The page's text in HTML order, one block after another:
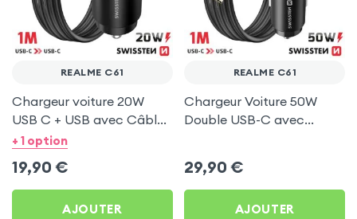
REALME C61
Chargeur voiture 20W
USB C + USB avec Câble
type C Swissten pour
+ 1 option
19,90 €
AJOUTER
REALME C61
Chargeur Voiture 50W
Double USB-C avec
29,90 €
AJOUTER